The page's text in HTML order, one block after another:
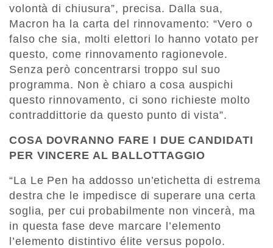
volontà di chiusura”, precisa. Dalla sua,
Macron ha la carta del rinnovamento: “Vero o
falso che sia, molti elettori lo hanno votato per
questo, come rinnovamento ragionevole.
Senza però concentrarsi troppo sul suo
programma. Non è chiaro a cosa auspichi
questo rinnovamento, ci sono richieste molto
contraddittorie da questo punto di vista”.
COSA DOVRANNO FARE I DUE CANDIDATI
PER VINCERE AL BALLOTTAGGIO
“La Le Pen ha addosso un’etichetta di estrema
destra che le impedisce di superare una certa
soglia, per cui probabilmente non vincerà, ma
in questa fase deve marcare l’elemento
l’elemento distintivo élite versus popolo.